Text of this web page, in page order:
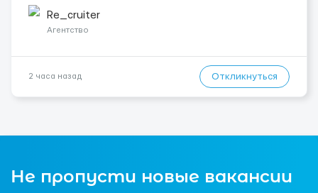
близько 2000 € на місяць (після вирахув...
Re_cruiter
Агентство
2 часа назад Откликнуться
Не пропусти новые вакансии